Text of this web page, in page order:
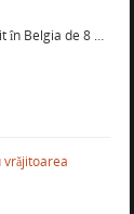
în Belgia de 8 …